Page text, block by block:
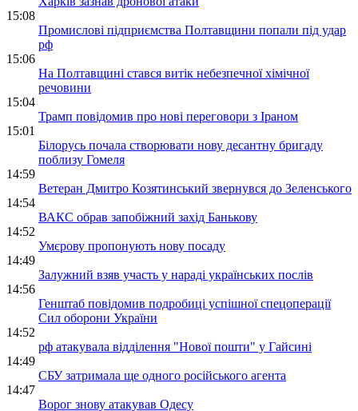
15:08
Промислові підприємства Полтавщини попали під удар
рф
15:06
На Полтавщині стався витік небезпечної хімічної
речовини
15:04
Трамп повідомив про нові переговори з Іраном
15:01
Білорусь почала створювати нову десантну бригаду
поблизу Гомеля
14:59
Ветеран Дмитро Козятинський звернувся до Зеленського
14:54
ВАКС обрав запобіжний захід Банькову
14:52
Умєрову пропонують нову посаду
14:49
Залужний взяв участь у нараді українських послів
14:56
Генштаб повідомив подробиці успішної спецоперації
Сил оборони України
14:52
рф атакувала відділення "Нової пошти" у Гайсині
14:49
СБУ затримала ще одного російського агента
14:47
Ворог знову атакував Одесу